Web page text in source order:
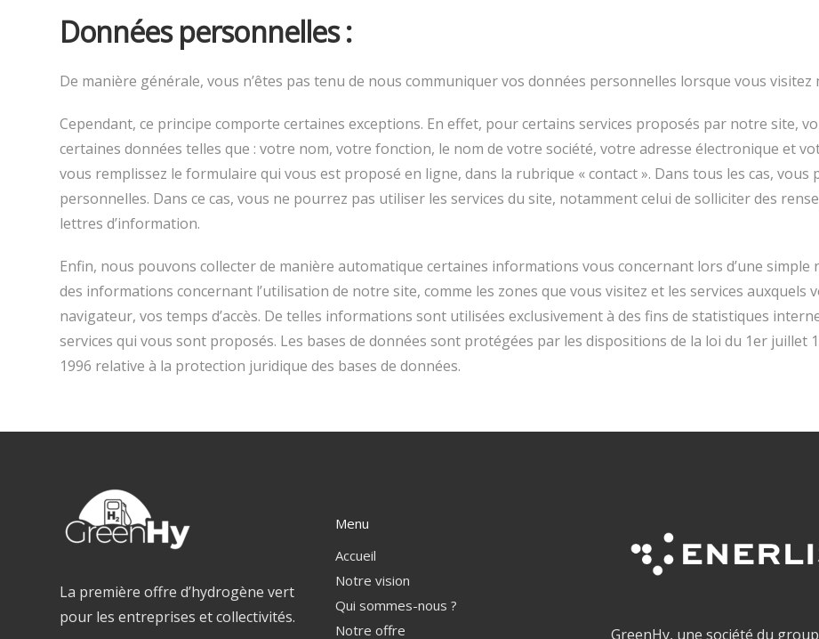
Données personnelles :
De manière générale, vous n’êtes pas tenu de nous communiquer vos données personnelles lorsque vous
Cependant, ce principe comporte certaines exceptions. En effet, pour certains services proposés par notre site,
certaines données telles que : votre nom, votre fonction, le nom de votre société, votre adresse électronique et
vous remplissez le formulaire qui vous est proposé en ligne, dans la rubrique « contact ». Dans tous les cas,
personnelles. Dans ce cas, vous ne pourrez pas utiliser les services du site, notamment celui de solliciter des
lettres d’information.
Enfin, nous pouvons collecter de manière automatique certaines informations vous concernant lors d’une
des informations concernant l’utilisation de notre site, comme les zones que vous visitez et les services auxquels
navigateur, vos temps d’accès. De telles informations sont utilisées exclusivement à des fins de statistiques
services qui vous sont proposés. Les bases de données sont protégées par les dispositions de la loi du 1er juillet
1996 relative à la protection juridique des bases de données.
La première offre d’hydrogène vert
pour les entreprises et collectivités.
Menu
Accueil
Notre vision
Qui sommes-nous ?
Notre offre
GreenHy, une société du